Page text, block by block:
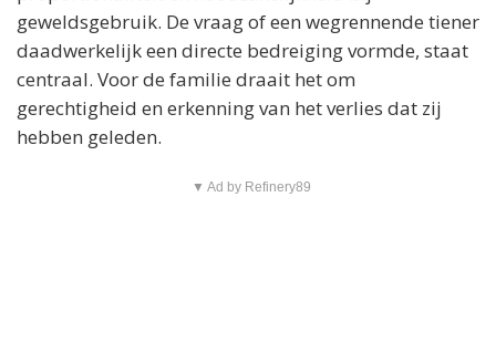
geweldsgebruik. De vraag of een wegrennende tiener
daadwerkelijk een directe bedreiging vormde, staat
centraal. Voor de familie draait het om
gerechtigheid en erkenning van het verlies dat zij
hebben geleden.
▼ Ad by Refinery89